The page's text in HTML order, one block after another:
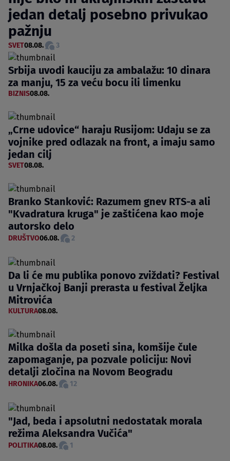
jedan detalj posebno privukao
pažnju
SVET08.08. 3
Srbija uvodi kauciju za ambalažu: 10 dinara
za manju, 15 za veću bocu ili limenku
BIZNIS08.08.
„Crne udovice“ haraju Rusijom: Udaju se za
vojnike pred odlazak na front, a imaju samo
jedan cilj
SVET08.08.
Branko Stanković: Razumem gnev RTS-a ali
"Kvadratura kruga" je zaštićena kao moje
autorsko delo
DRUŠTVO06.08. 2
Da li će mu publika ponovo zviždati? Festival
u Vrnjačkoj Banji prerasta u festival Željka
Mitrovića
KULTURA08.08.
Milka došla da poseti sina, komšije čule
zapomaganje, pa pozvale policiju: Novi
detalji zločina na Novom Beogradu
HRONIKA06.08. 12
"Jad, beda i apsolutni nedostatak morala
režima Aleksandra Vučića"
POLITIKA08.08. 1